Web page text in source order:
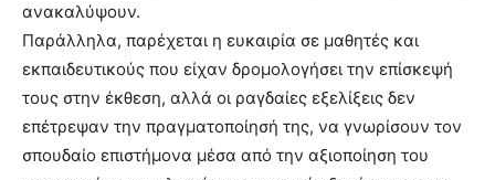
ανακαλύψουν.
Παράλληλα, παρέχεται η ευκαιρία σε μαθητές και
εκπαιδευτικούς που είχαν δρομολογήσει την επίσκεψή
τους στην έκθεση, αλλά οι ραγδαίες εξελίξεις δεν
επέτρεψαν την πραγματοποίησή της, να γνωρίσουν τον
σπουδαίο επιστήμονα μέσα από την αξιοποίηση του